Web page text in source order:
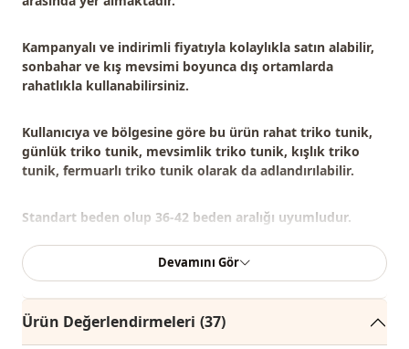
Kampanyalı ve indirimli fiyatıyla kolaylıkla satın alabilir,
sonbahar ve kış mevsimi boyunca dış ortamlarda
rahatlıkla kullanabilirsiniz.
Kullanıcıya ve bölgesine göre bu ürün rahat triko tunik,
günlük triko tunik, mevsimlik triko tunik, kışlık triko
tunik, fermuarlı triko tunik olarak da adlandırılabilir.
Standart beden olup 36-42 beden aralığı uyumludur.
Not: Ürün içeriği tunikten oluşmaktadır. (Gömlek,
pantolon, ayakkabı, çanta ve takılar dekor amaçlı
kullanılmaktadır.)
Devamını Gör
Ürün Değerlendirmeleri (37)